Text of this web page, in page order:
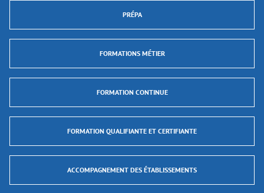
PRÉPA
FORMATIONS MÉTIER
FORMATION CONTINUE
FORMATION QUALIFIANTE ET CERTIFIANTE
ACCOMPAGNEMENT DES ÉTABLISSEMENTS